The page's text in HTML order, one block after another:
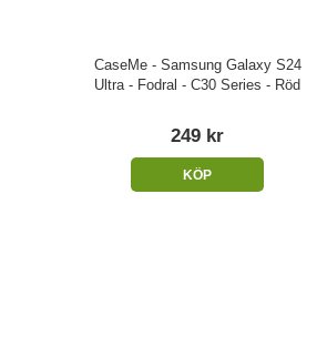
CaseMe - Samsung Galaxy S24
Ultra - Fodral - C30 Series - Röd
249 kr
KÖP